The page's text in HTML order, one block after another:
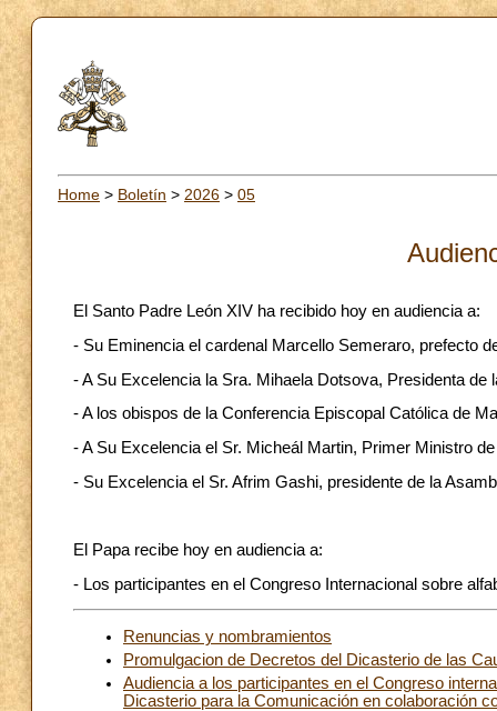
Home > Boletín > 2026 > 05
El Santo Padre León XIV ha recibido hoy en audiencia a:
- Su Eminencia el cardenal Marcello Semeraro, prefecto
- A Su Excelencia la Sra. Mihaela Dotsova, Presidenta
- A los obispos de la Conferencia Episcopal Católica de
- A Su Excelencia el Sr. Micheál Martin, Primer Ministro
- Su Excelencia el Sr. Afrim Gashi, presidente de la
El Papa recibe hoy en audiencia a:
- Los participantes en el Congreso Internacional sobre
Renuncias y nombramientos
Promulgacion de Decretos del Dicasterio de las
Audiencia a los participantes en el Congreso
Dicasterio para la Comunicación en colaboración